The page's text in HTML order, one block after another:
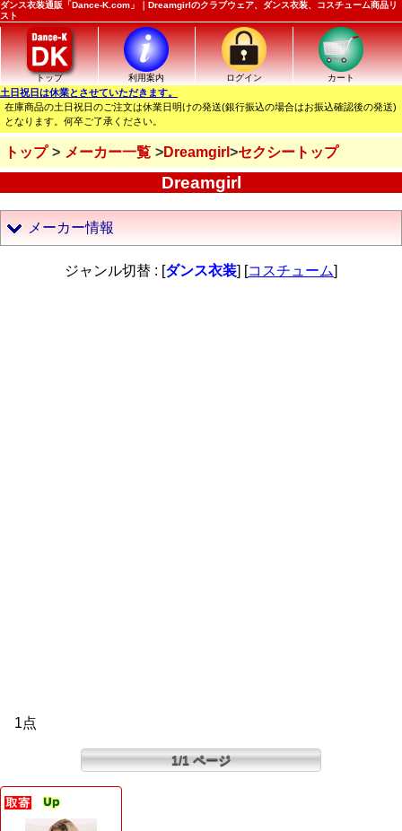
ダンス衣装通販「Dance-K.com」｜Dreamgirlのクラブウェア、ダンス衣装、コスチューム商品リ
スト
トップ 利用案内 ログイン カート
土日祝日は休業とさせていただきます。
在庫商品の土日祝日のご注文は休業日明けの発送(銀行振込の場合はお振込確認後の発送)
となります。何卒ご了承ください。
トップ メーカー一覧 Dreamgirl セクシートップ
Dreamgirl
メーカー情報
ジャンル切替 : [ダンス衣装] [コスチューム]
1点
1/1 ページ